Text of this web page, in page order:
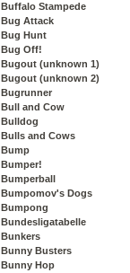
Buffalo Stampede
Bug Attack
Bug Hunt
Bug Off!
Bugout (unknown 1)
Bugout (unknown 2)
Bugrunner
Bull and Cow
Bulldog
Bulls and Cows
Bump
Bumper!
Bumperball
Bumpomov's Dogs
Bumpong
Bundesligatabelle
Bunkers
Bunny Busters
Bunny Hop